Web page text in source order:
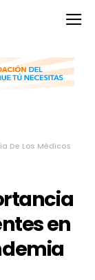
De Los Médicos
en